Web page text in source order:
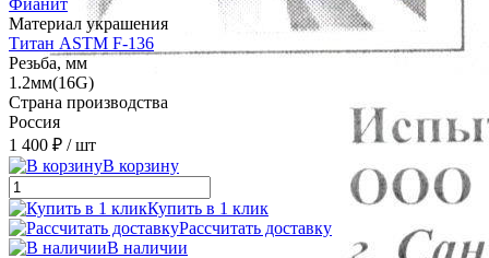
Фианит
Материал украшения
Титан ASTM F-136
Резьба, мм
1.2мм(16G)
Страна производства
Россия
1 400 ₽ / шт
В корзину
Купить в 1 клик
Рассчитать доставку
В наличии